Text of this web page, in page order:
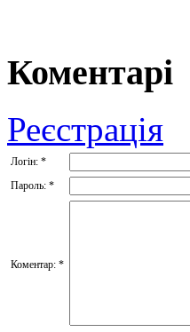
Коментарі
Реєстрація
Логін: *
Пароль: *
Коментар: *